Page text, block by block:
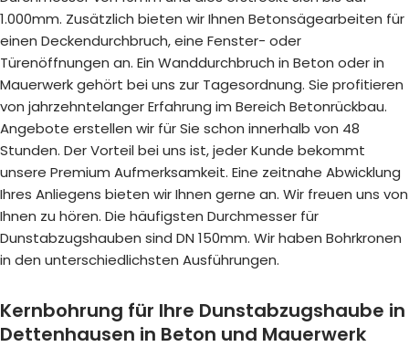
1.000mm. Zusätzlich bieten wir Ihnen Betonsägearbeiten für
einen Deckendurchbruch, eine Fenster- oder
Türenöffnungen an. Ein Wanddurchbruch in Beton oder in
Mauerwerk gehört bei uns zur Tagesordnung. Sie profitieren
von jahrzehntelanger Erfahrung im Bereich Betonrückbau.
Angebote erstellen wir für Sie schon innerhalb von 48
Stunden. Der Vorteil bei uns ist, jeder Kunde bekommt
unsere Premium Aufmerksamkeit. Eine zeitnahe Abwicklung
Ihres Anliegens bieten wir Ihnen gerne an. Wir freuen uns von
Ihnen zu hören. Die häufigsten Durchmesser für
Dunstabzugshauben sind DN 150mm. Wir haben Bohrkronen
in den unterschiedlichsten Ausführungen.
Kernbohrung für Ihre Dunstabzugshaube in
Dettenhausen in Beton und Mauerwerk